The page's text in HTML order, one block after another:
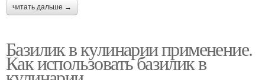
читать дальше →
Базилик в кулинарии применение.
Как использовать базилик в